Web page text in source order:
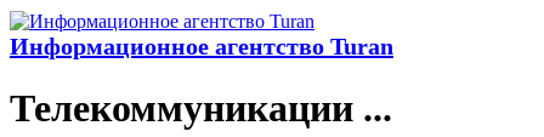
Информационное агентство Turan
Телекоммуникации ...